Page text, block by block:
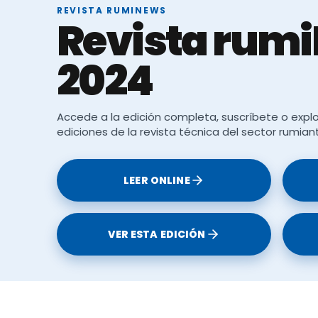
es la vía fecal-oral. El riesgo de contagio está
micobacterias excretadas en las heces por
prevengan la contaminación fecal del entorno.
agrega un nivel de complejidad adicional al
susceptibles a la infección por MAP debido a
sistema inmunitarioy una mayor
REVISTA RUMINEWS
Revista
2024
Accede a la edición completa, suscríbete o
ediciones de la revista técnica del sector
LEER ONLINE
VER ESTA EDICIÓN